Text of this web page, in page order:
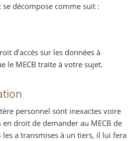
décompose comme suit :
d’accès sur les données à
le MECB traite à votre sujet.
personnel sont inexactes voire
droit de demander au MECB de
les a transmises à un tiers, il lui fera